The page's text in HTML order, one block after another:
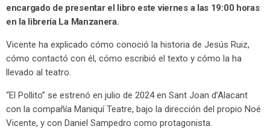
encargado de presentar el libro este viernes a las 19:00 horas
en la librería La Manzanera.
Vicente ha explicado cómo conoció la historia de Jesús Ruiz,
cómo contactó con él, cómo escribió el texto y cómo la ha
llevado al teatro.
“El Pollito” se estrenó en julio de 2024 en Sant Joan d’Alacant
con la compañía Maniquí Teatre, bajo la dirección del propio Noé
Vicente, y con Daniel Sampedro como protagonista.